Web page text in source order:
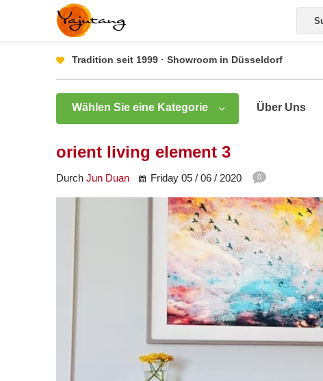
Tradition seit 1999 · Showroom in Düsseldorf
Wählen Sie eine Kategorie Über Uns
orient living element 3
Durch Jun Duan Friday 05 / 06 / 2020 0